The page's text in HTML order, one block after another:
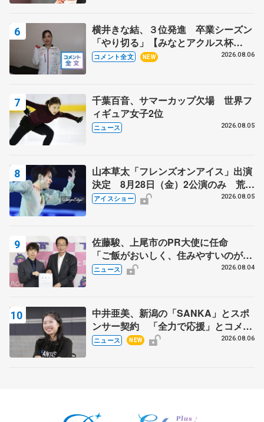
横井きな結、３位発進 卒業シーズン
「やり切る」【みなとアクルス杯
SP】
コメント全文 NEW 2026.08.06
千葉百音、サマーカップ欠場 世界フ
ィギュア女子2位
ニュース 2026.08.05
山本草太「フレンズオンアイス」出演
決定 8月28日（金）2公演のみ 荒川
静香さんプロデュース、20周年のアイ
アイスショー 2026.08.05
佐藤駿、上尾市のPR大使に任命
「ご飯がおいしく、住みやすいのが魅
力」
ニュース 2026.08.04
中井亜美、新潟の「SANKA」とスポ
ンサー契約 「全力で応援」とコメン
ト
ニュース NEW 2026.08.06